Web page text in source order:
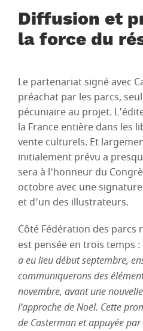
Diffusion et
la force du
Le partenariat signé avec
préachat par les parcs,
pécuniaire au projet.
la France entière dans les
vente culturels. Et
initialement prévu a
sera à l’honneur du
octobre avec une
et d’un des illustrateurs.
Côté Fédération des
est pensée en trois temps :
a eu lieu début septembre,
communiquerons des
novembre, avant une
l’approche de Noël. Cette
de Casterman et appuyée